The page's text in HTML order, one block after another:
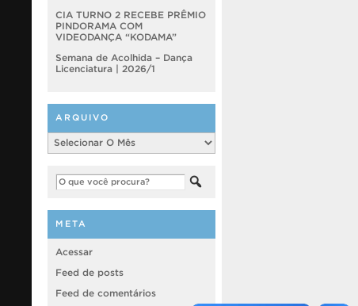
CIA TURNO 2 RECEBE PRÊMIO
PINDORAMA COM
VIDEODANÇA “KODAMA”
Semana de Acolhida – Dança
Licenciatura | 2026/1
ARQUIVO
Arquivo
META
Acessar
Feed de posts
Feed de comentários